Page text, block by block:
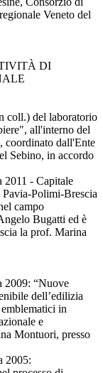
Veneto del
DI
coll.) del laboratorio
all'interno del
coordinato dall'Ente
Sebino, in accordo
2011 - Capitale
Polimi-Brescia
campo
Bugatti ed è
la prof. Marina
2009: “Nuove
dell’edilizia
in
e
Montuori, presso
2005: